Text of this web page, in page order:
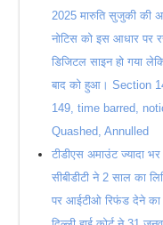
2025 मारुति सुजुकी की
नोटिस को इस आधार पर
डिजिटल साइन हो गया
बाद को हुआ। Section
149, time barred,
Quashed, Annulled
टीडीएस अमाउंट ज्यादा
सीबीडीटी ने 2 साल का
पर आईटीओ रिफंड देने का